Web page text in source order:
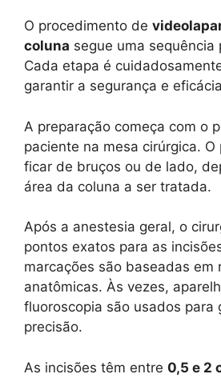
O procedimento de
coluna segue uma sequência
Cada etapa é
garantir a segurança e
A preparação começa com o
paciente na mesa cirúrgica. O
ficar de bruços ou de lado,
área da coluna a ser tratada.
Após a anestesia geral, o
pontos exatos para as
marcações são baseadas em
anatômicas. Às vezes,
fluoroscopia são usados para
precisão.
As incisões têm entre 0,5 e 2